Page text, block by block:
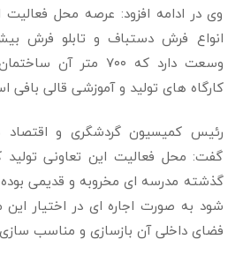
وی در ادامه افزود: عرصه محل فعالیت
وسعت دارد که ۷۰۰
کارگاه های تولید و آموزشی قالی بافی
رئیس کمیسیون گردشگری و اقتصاد
گفت: محل فعالیت این تعاونی
گذشته مدرسه ای مخروبه و قدیمی
شود به صورت اجاره ای در اختیار
فضای داخلی آن بازسازی و مناسب